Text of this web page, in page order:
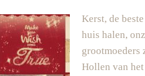
Kerst, de
huis halen,
grootmoeders
Hollen van